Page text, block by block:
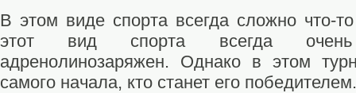
В этом виде спорта всегда сложно что-
этот вид спорта всегда
адренолинозаряжен. Однако в этом
самого начала, кто станет его